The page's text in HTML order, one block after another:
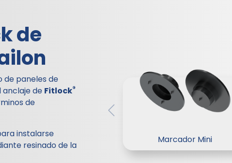
de
de paneles de
anclaje de Fitlock®
de
instalarse
resinado de la
Marcador Mini